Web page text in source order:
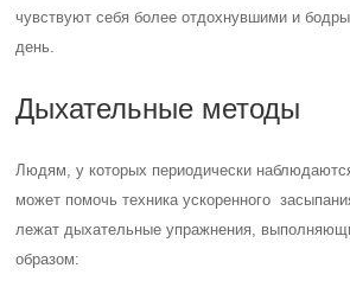
чувствуют себя более отдохнувшими и
день.
Дыхательные методы
Людям, у которых периодически
может помочь техника ускоренного
лежат дыхательные упражнения,
образом: